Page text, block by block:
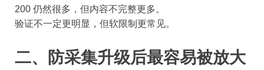
200 仍然很多，但内容不完整更多。
验证不一定更明显，但软限制更常见。
二、防采集升级后最容易被放大